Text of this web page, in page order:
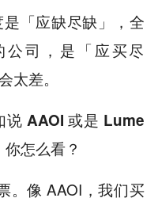
「应缺尽缺」，全
司，是「应买尽
太差。
说 AAOI 或是 Lume
怎么看？
。像 AAOI，我们买